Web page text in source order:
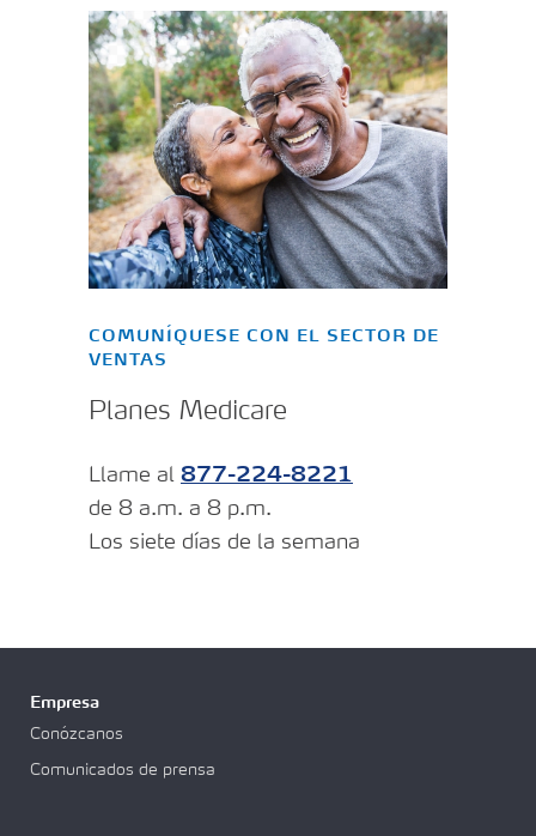
COMUNÍQUESE CON EL SECTOR DE
VENTAS
Planes Medicare
Llame al 877-224-8221
de 8 a.m. a 8 p.m.
Los siete días de la semana
Empresa
Conózcanos
Comunicados de prensa